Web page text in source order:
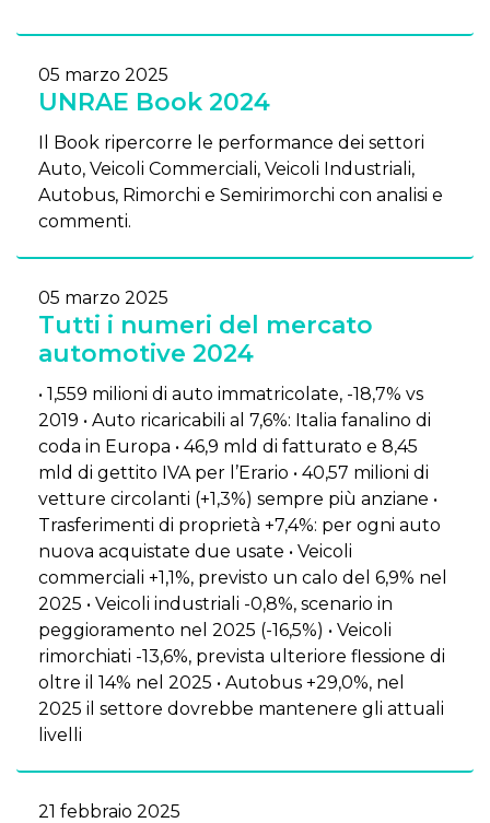
05 marzo 2025
UNRAE Book 2024
Il Book ripercorre le performance dei settori
Auto, Veicoli Commerciali, Veicoli Industriali,
Autobus, Rimorchi e Semirimorchi con analisi e
commenti.
05 marzo 2025
Tutti i numeri del mercato
automotive 2024
• 1,559 milioni di auto immatricolate, -18,7% vs
2019 • Auto ricaricabili al 7,6%: Italia fanalino di
coda in Europa • 46,9 mld di fatturato e 8,45
mld di gettito IVA per l’Erario • 40,57 milioni di
vetture circolanti (+1,3%) sempre più anziane •
Trasferimenti di proprietà +7,4%: per ogni auto
nuova acquistate due usate • Veicoli
commerciali +1,1%, previsto un calo del 6,9% nel
2025 • Veicoli industriali -0,8%, scenario in
peggioramento nel 2025 (-16,5%) • Veicoli
rimorchiati -13,6%, prevista ulteriore flessione di
oltre il 14% nel 2025 • Autobus +29,0%, nel
2025 il settore dovrebbe mantenere gli attuali
livelli
21 febbraio 2025